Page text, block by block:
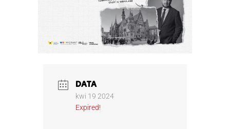
DATA
kwi 19 2024
Expired!